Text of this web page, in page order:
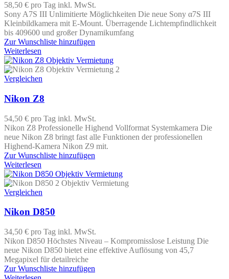
58,50 € pro Tag inkl. MwSt.
Sony A7S III Unlimitierte Möglichkeiten Die neue Sony α7S III
Kleinbildkamera mit E-Mount. Überragende Lichtempfindlichkeit
bis 409600 und großer Dynamikumfang
Zur Wunschliste hinzufügen
Weiterlesen
Vergleichen
Nikon Z8
54,50 € pro Tag inkl. MwSt.
Nikon Z8 Professionelle Highend Vollformat Systemkamera Die
neue Nikon Z8 bringt fast alle Funktionen der professionellen
Highend-Kamera Nikon Z9 mit.
Zur Wunschliste hinzufügen
Weiterlesen
Vergleichen
Nikon D850
34,50 € pro Tag inkl. MwSt.
Nikon D850 Höchstes Niveau – Kompromisslose Leistung Die
neue Nikon D850 bietet eine effektive Auflösung von 45,7
Megapixel für detailreiche
Zur Wunschliste hinzufügen